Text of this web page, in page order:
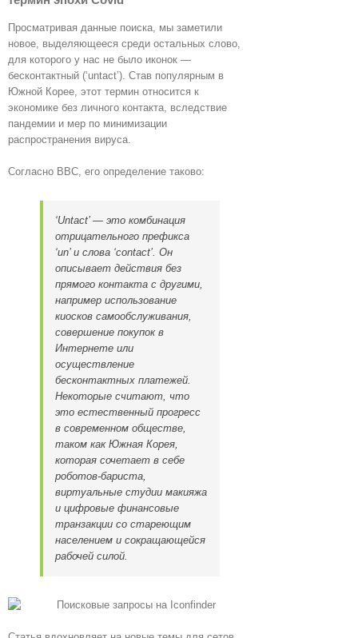
Просматривая данные поиска, мы заметили
новое, выделяющееся среди остальных слово,
для которого у нас не было иконок —
бесконтактный (‘untact’). Став популярным в
Южной Корее, этот термин относится к
экономике без личного контакта, вследствие
пандемии и мер по минимизации
распространения вируса.
Согласно BBC, его определение таково:
‘Untact’ — это комбинация
отрицательного префикса
‘un’ и слова ‘contact’. Он
описывает действия без
прямого контакта с другими,
например использование
киосков самообслуживания,
совершение покупок в
Интернете или
осуществление
бесконтактных платежей.
Некоторые считают, что
это естественный прогресс
в современном обществе,
таком как Южная Корея,
которая сочетает в себе
роботов-бариста,
виртуальные студии макияжа
и цифровые финансовые
транзакции со стареющим
населением и сокращающейся
рабочей силой.